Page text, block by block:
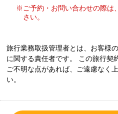
※ご予約・お問い合わせの際は
さい。
旅行業務取扱管理者とは、お客様
に関する責任者です。 この旅行契
ご不明な点があれば、ご遠慮なく
い。